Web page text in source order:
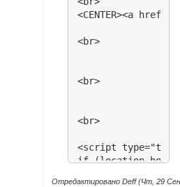
<CENTER><a
<br>
<br>
<br>
<script
if
Отредактировано Deff (Чт, 29